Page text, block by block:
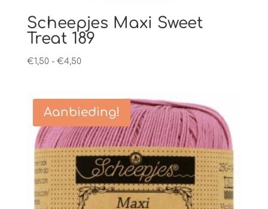
Scheepjes Maxi Sweet
Treat 189
€1,50 - €4,50Prijsklasse:
Aanbieding!